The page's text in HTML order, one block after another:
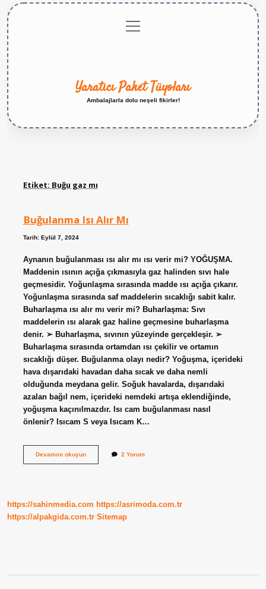
menüyü
aç
Yaratıcı Paket Tüyoları
Ambalajlarla dolu neşeli fikirler!
Etiket: Buğu gaz mı
Buğulanma Isı Alır Mı
Tarih: Eylül 7, 2024
Aynanın buğulanması ısı alır mı ısı verir mi? YOĞUŞMA.
Maddenin ısının açığa çıkmasıyla gaz halinden sıvı hale
geçmesidir. Yoğunlaşma sırasında madde ısı açığa çıkarır.
Yoğunlaşma sırasında saf maddelerin sıcaklığı sabit kalır.
Buharlaşma ısı alır mı verir mi? Buharlaşma: Sıvı
maddelerin ısı alarak gaz haline geçmesine buharlaşma
denir. ➢ Buharlaşma, sıvının yüzeyinde gerçekleşir. ➢
Buharlaşma sırasında ortamdan ısı çekilir ve ortamın
sıcaklığı düşer. Buğulanma olayı nedir? Yoğuşma, içerideki
hava dışarıdaki havadan daha sıcak ve daha nemli
olduğunda meydana gelir. Soğuk havalarda, dışarıdaki
azalan bağıl nem, içerideki nemdeki artışa eklendiğinde,
yoğuşma kaçınılmazdır. Isı cam buğulanması nasıl
önlenir? Isıcam S veya Isıcam K…
Devamını okuyunBuğulanma 2 Yorum
https://sahinmedia.com https://asrimoda.com.tr
https://alpakgida.com.tr Sitemap